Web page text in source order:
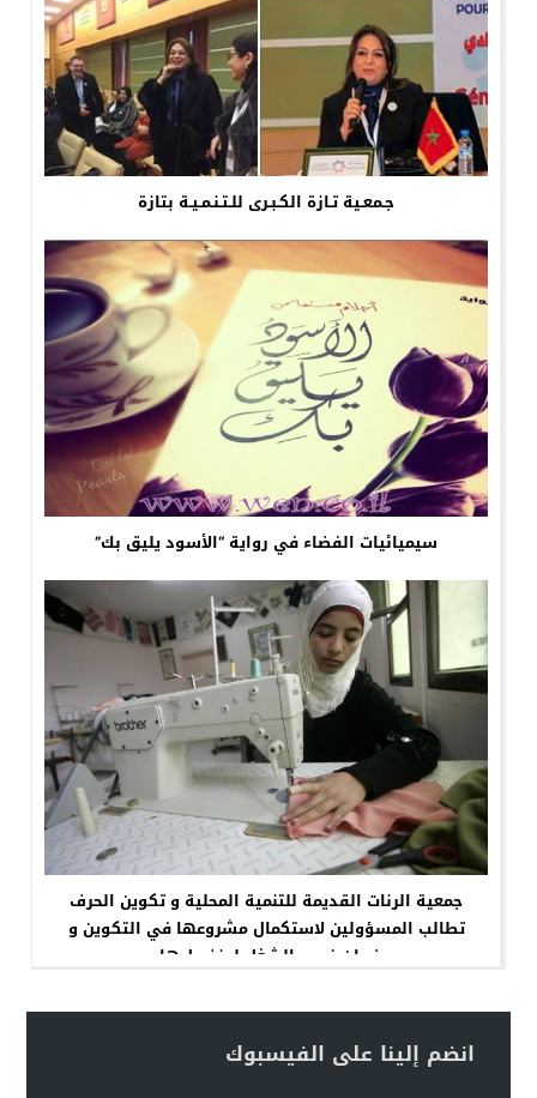
جـمعـية تـازة الكـبـرى للـتـنـمـيـة بتازة
سيميائيات الفضاء في رواية “الأسود يليق بك”
جمعية الرنات القديمة للتنمية المحلية و تكوين الحرف
تطالب المسؤولين لاستكمال مشروعها في التكوين و
ضمان فرص الشغل لمنخرطيها .
انضم إلينا على الفيسبوك